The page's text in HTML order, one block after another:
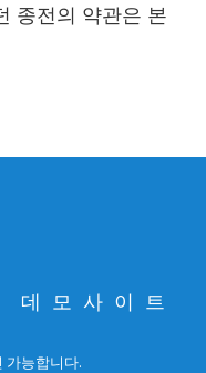
종전의 약관은 본
모사이트
가능합니다.